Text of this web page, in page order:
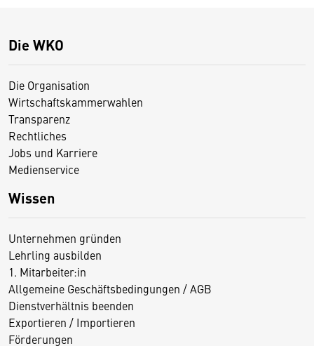
Die WKO
Die Organisation
Wirtschaftskammerwahlen
Transparenz
Rechtliches
Jobs und Karriere
Medienservice
Wissen
Unternehmen gründen
Lehrling ausbilden
1. Mitarbeiter:in
Allgemeine Geschäftsbedingungen / AGB
Dienstverhältnis beenden
Exportieren / Importieren
Förderungen